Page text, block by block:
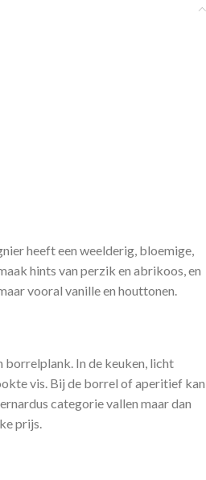
heeft een weelderig, bloemige,
hints van perzik en abrikoos, en
vooral vanille en houttonen.
In de keuken, licht
vis. Bij de borrel of aperitief kan
categorie vallen maar dan
prijs.